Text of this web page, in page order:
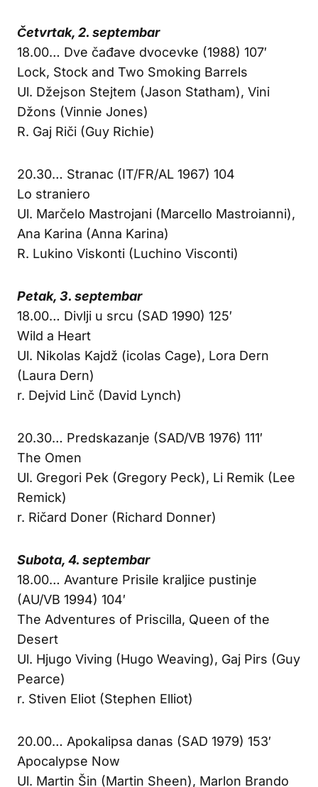
Četvrtak, 2. septembar
18.00… Dve čađave dvocevke (1988) 107′
Lock, Stock and Two Smoking Barrels
Ul. Džejson Stejtem (Jason Statham), Vini
Džons (Vinnie Jones)
R. Gaj Riči (Guy Richie)
20.30… Stranac (IT/FR/AL 1967) 104
Lo straniero
Ul. Marčelo Mastrojani (Marcello Mastroianni),
Ana Karina (Anna Karina)
R. Lukino Viskonti (Luchino Visconti)
Petak, 3. septembar
18.00… Divlji u srcu (SAD 1990) 125′
Wild a Heart
Ul. Nikolas Kajdž (icolas Cage), Lora Dern
(Laura Dern)
r. Dejvid Linč (David Lynch)
20.30… Predskazanje (SAD/VB 1976) 111′
The Omen
Ul. Gregori Pek (Gregory Peck), Li Remik (Lee
Remick)
r. Ričard Doner (Richard Donner)
Subota, 4. septembar
18.00… Avanture Prisile kraljice pustinje
(AU/VB 1994) 104′
The Adventures of Priscilla, Queen of the
Desert
Ul. Hjugo Viving (Hugo Weaving), Gaj Pirs (Guy
Pearce)
r. Stiven Eliot (Stephen Elliot)
20.00… Apokalipsa danas (SAD 1979) 153′
Apocalypse Now
Ul. Martin Šin (Martin Sheen), Marlon Brando